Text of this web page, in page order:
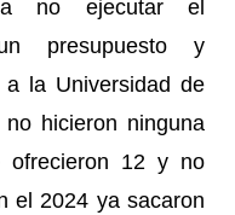
a no ejecutar el
presupuesto y
la Universidad de
hicieron ninguna
12 y no
el 2024 ya sacaron